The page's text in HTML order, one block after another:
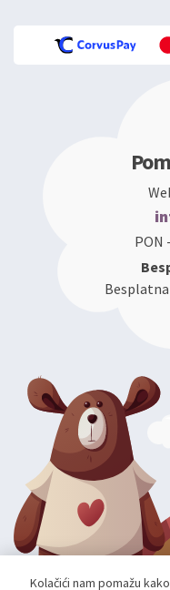
PON
Besplatna
Kolačići nam pomažu